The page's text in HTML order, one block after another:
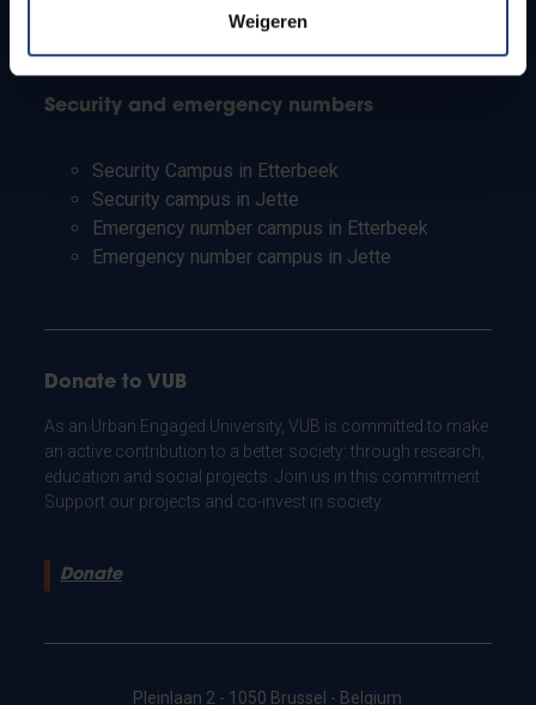
Weigeren
Working students
Security and emergency numbers
Security Campus in Etterbeek
Security campus in Jette
Emergency number campus in Etterbeek
Emergency number campus in Jette
Donate to VUB
As an Urban Engaged University, VUB is committed to make
an active contribution to a better society: through research,
education and social projects. Join us in this commitment.
Support our projects and co-invest in society.
Donate
Pleinlaan 2 - 1050 Brussel - Belgium